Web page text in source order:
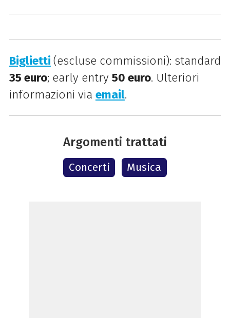
Biglietti (escluse commissioni): standard
35 euro; early entry 50 euro. Ulteriori
informazioni via email.
Argomenti trattati
Concerti Musica